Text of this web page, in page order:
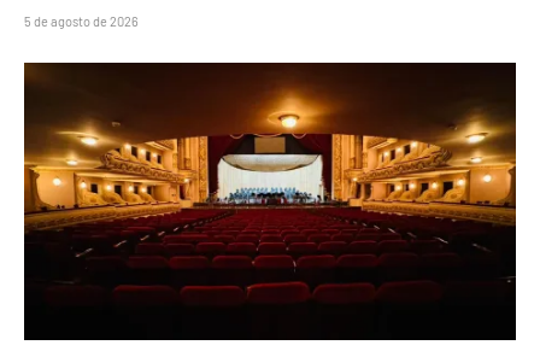
5 de agosto de 2026